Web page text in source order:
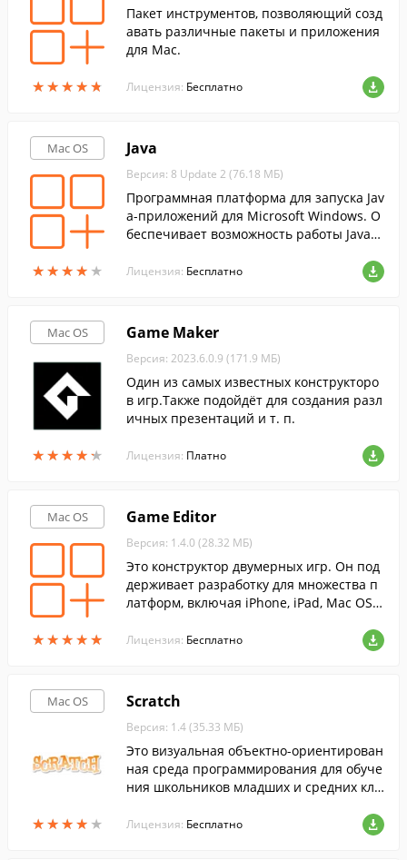
★★★★★
★★★★★
Пакет инструментов, позволяющий созд
авать различные пакеты и приложения
для Mac.
Лицензия: Бесплатно
Mac OS
★★★★ ★
★★★★ ★
Java
Версия: 8 Update 2 (76.18 МБ)
Программная платформа для запуска Jav
a-приложений для Microsoft Windows. О
беспечивает возможность работы Java-п
Лицензия: Бесплатно
Mac OS
★★★★★
★★★★★
Game Maker
Версия: 2023.6.0.9 (171.9 МБ)
Один из самых известных конструкторо
в игр.Также подойдёт для создания разл
ичных презентаций и т. п.
Лицензия: Платно
Mac OS
★★★★★
★★★★★
Game Editor
Версия: 1.4.0 (28.32 МБ)
Это конструктор двумерных игр. Он под
держивает разработку для множества п
латформ, включая iPhone, iPad, Mac OS
GP2X, Pocket PC и Handheld PC.
Лицензия: Бесплатно
Mac OS
★★★★ ★
★★★★ ★
Scratch
Версия: 1.4 (35.33 МБ)
Это визуальная объектно-ориентирован
ная среда программирования для обуче
ния школьников младших и средних кла
Лицензия: Бесплатно